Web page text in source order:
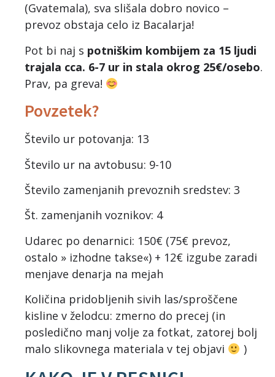
(Gvatemala), sva slišala dobro novico –
prevoz obstaja celo iz Bacalarja!
Pot bi naj s potniškim kombijem za 15 ljudi
trajala cca. 6-7 ur in stala okrog 25€/osebo.
Prav, pa greva!
Povzetek?
Število ur potovanja: 13
Število ur na avtobusu: 9-10
Število zamenjanih prevoznih sredstev: 3
Št. zamenjanih voznikov: 4
Udarec po denarnici: 150€ (75€ prevoz,
ostalo » izhodne takse«) + 12€ izgube zaradi
menjave denarja na mejah
Količina pridobljenih sivih las/sproščene
kisline v želodcu: zmerno do precej (in
posledično manj volje za fotkat, zatorej bolj
malo slikovnega materiala v tej objavi
)